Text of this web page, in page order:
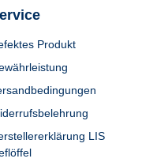
Produkt
LIS